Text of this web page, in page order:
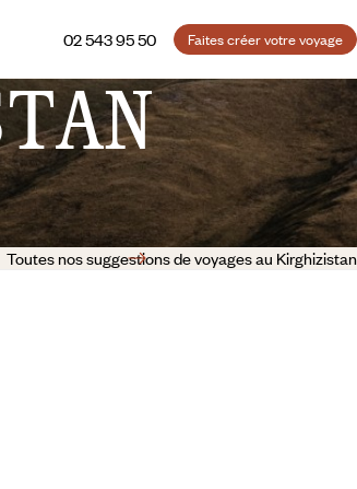
02 543 95 50 Faites créer votre voyage
Toutes nos suggestions de voyages au Kirghizistan